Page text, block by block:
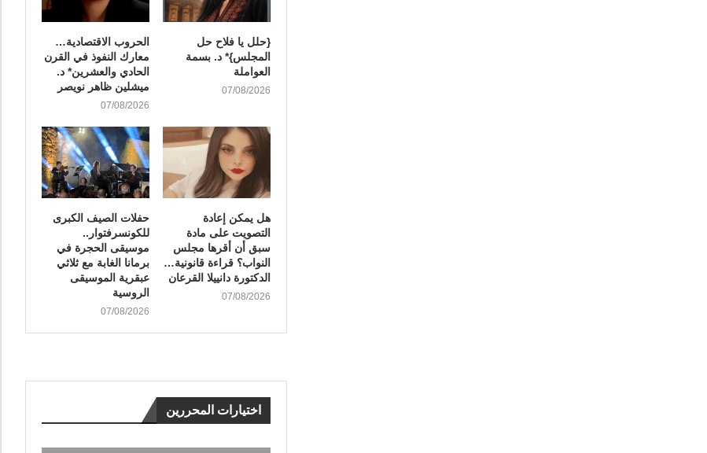
{حلل يا فلاح حل
المجلس}* د. بسمة
العواملة
07/08/2026
الحروب الاقتصادية…
معارك النفوذ في القرن
الحادي والعشرين* د.
ميشلين ظاهر نويصر
07/08/2026
هل يمكن إعادة
التصويت على مادة
سبق أن أقرها مجلس
النواب؟ قراءة قانونية…
الدكتورة دانييلا القرعان
07/08/2026
​حفلات الصيف الكبرى
للكونسرفتوار..
موسيقى الحجرة في
برمانا الغابة مع ثلاثي
عبقرية الموسيقى
الروسية
07/08/2026
اختيارات المحررين